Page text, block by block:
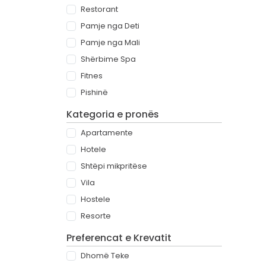
Restorant
Pamje nga Deti
Pamje nga Mali
Shërbime Spa
Fitnes
Pishinë
Kategoria e pronës
Apartamente
Hotele
Shtëpi mikpritëse
Vila
Hostele
Resorte
Preferencat e Krevatit
Dhomë Teke